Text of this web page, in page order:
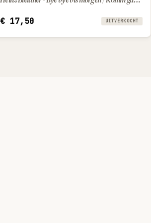
€17,50 UITVERKOCHT